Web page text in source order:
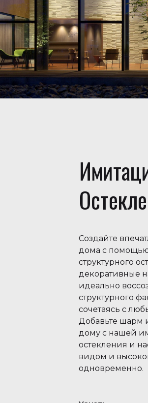
Создайте
дома с
структурного
декоративные
идеально
структурного
сочетаясь с
Добавьте шарм
дому с нашей
остекления и
видом и
одновременно.